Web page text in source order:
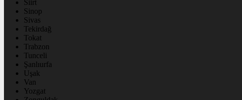
Siirt
Sinop
Sivas
Tekirdağ
Tokat
Trabzon
Tunceli
Şanlıurfa
Uşak
Van
Yozgat